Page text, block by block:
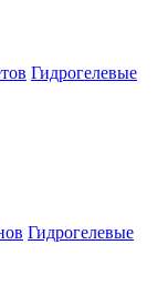
Гидрогелевые
Гидрогелевые